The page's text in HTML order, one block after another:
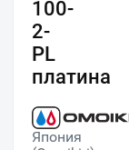
100-
2-
PL
платина
Япония